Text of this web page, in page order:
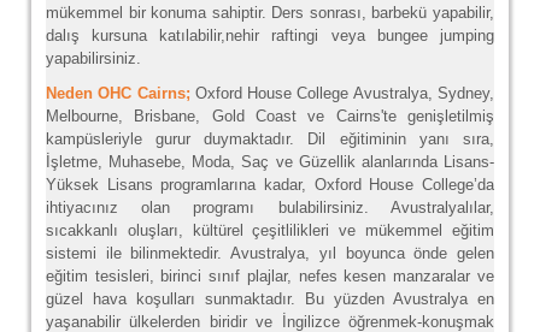
mükemmel bir konuma sahiptir. Ders sonrası, barbekü yapabilir,
dalış kursuna katılabilir,nehir raftingi veya bungee jumping
yapabilirsiniz.
Neden OHC Cairns; Oxford House College Avustralya, Sydney,
Melbourne, Brisbane, Gold Coast ve Cairns'te genişletilmiş
kampüsleriyle gurur duymaktadır. Dil eğitiminin yanı sıra,
İşletme, Muhasebe, Moda, Saç ve Güzellik alanlarında Lisans-
Yüksek Lisans programlarına kadar, Oxford House College’da
ihtiyacınız olan programı bulabilirsiniz. Avustralyalılar,
sıcakkanlı oluşları, kültürel çeşitlilikleri ve mükemmel eğitim
sistemi ile bilinmektedir. Avustralya, yıl boyunca önde gelen
eğitim tesisleri, birinci sınıf plajlar, nefes kesen manzaralar ve
güzel hava koşulları sunmaktadır. Bu yüzden Avustralya en
yaşanabilir ülkelerden biridir ve İngilizce öğrenmek-konuşmak